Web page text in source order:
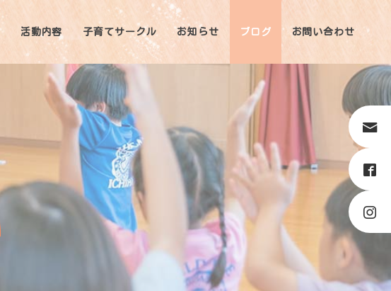
活動内容 子育てサークル お知らせ ブログ お問い合わせ